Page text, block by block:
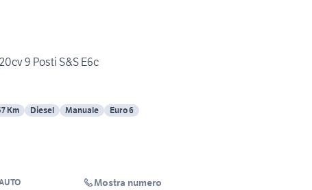
9 Posti S&S E6c
Km Diesel Manuale Euro 6
Mostra numero